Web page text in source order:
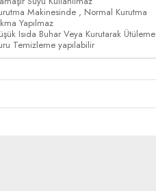
Makinesinde , Normal Kurutma
Yapılmaz
Isıda Buhar Veya Kurutarak Ütüleme
Temizleme yapılabilir